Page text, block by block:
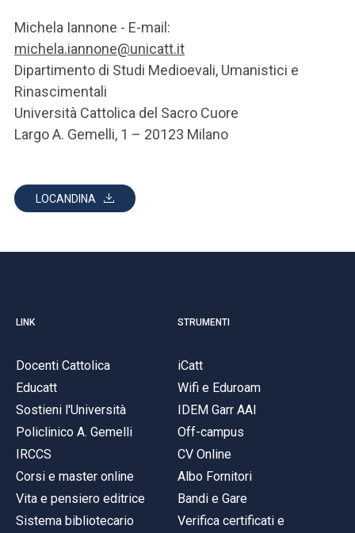
Michela Iannone - E-mail:
michela.iannone@unicatt.it
Dipartimento di Studi Medioevali, Umanistici e
Rinascimentali
Università Cattolica del Sacro Cuore
Largo A. Gemelli, 1 – 20123 Milano
LOCANDINA
LINK
Docenti Cattolica
Educatt
Sostieni l'Università
Policlinico A. Gemelli
IRCCS
Corsi e master online
Vita e pensiero editrice
Sistema bibliotecario
STRUMENTI
iCatt
Wifi e Eduroam
IDEM Garr AAI
Off-campus
CV Online
Albo Fornitori
Bandi e Gare
Verifica certificati e